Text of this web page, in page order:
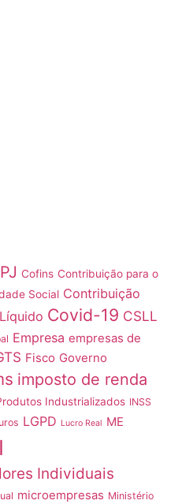
Cofins Contribuição para o
Social Contribuição
Covid-19 CSLL
Empresa empresas de
Fisco Governo
imposto de renda
Industrializados INSS
LGPD Lucro Real ME
Individuais
microempresas Ministério